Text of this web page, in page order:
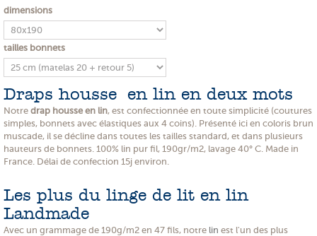
dimensions
tailles bonnets
Draps housse en lin en deux mots
Notre drap housse en lin, est confectionnée en toute simplicité (coutures
simples, bonnets avec élastiques aux 4 coins). Présenté ici en coloris brun
muscade, il se décline dans toutes les tailles standard, et dans plusieurs
hauteurs de bonnets. 100% lin pur fil, 190gr/m2, lavage 40° C. Made in
France. Délai de confection 15j environ.
Les plus du linge de lit en lin
Landmade
Avec un grammage de 190g/m2 en 47 fils, notre lin est l'un des plus